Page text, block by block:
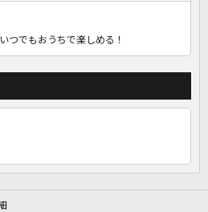
つでもおうちで楽しめる！